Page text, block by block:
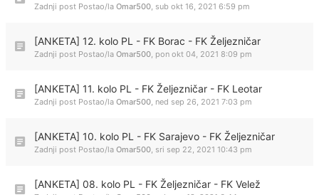
Zadnji post Postao/la Omar500, sub okt 16, 2021 6:59 pm
[ANKETA] 12. kolo PL - FK Borac - FK Željezničar
Zadnji post Postao/la Omar500, pon okt 04, 2021 8:09 pm
[ANKETA] 11. kolo PL - FK Željezničar - FK Leotar
Zadnji post Postao/la Omar500, ned sep 26, 2021 7:03 pm
[ANKETA] 10. kolo PL - FK Sarajevo - FK Željezničar
Zadnji post Postao/la Omar500, sri sep 22, 2021 10:43 pm
[ANKETA] 08. kolo PL - FK Željezničar - FK Velež